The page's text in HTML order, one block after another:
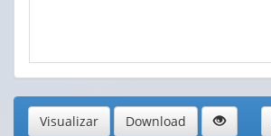
Visualizar Download